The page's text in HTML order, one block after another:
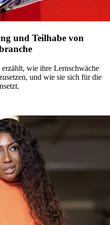
und Teilhabe von
wie ihre Lernschwäche
und wie sie sich für die